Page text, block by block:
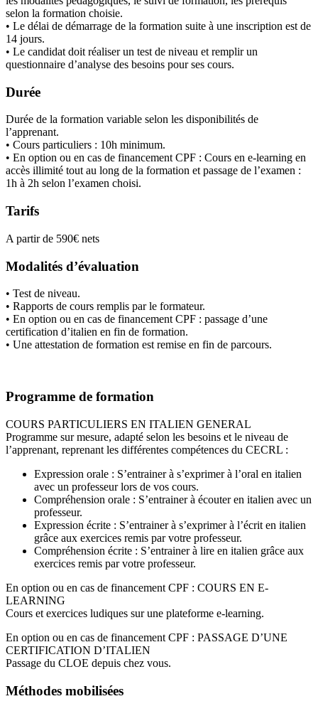
selon la formation choisie.
• Le délai de démarrage de la formation suite à une inscription est de
14 jours.
• Le candidat doit réaliser un test de niveau et remplir un
questionnaire d’analyse des besoins pour ses cours.
Durée
Durée de la formation variable selon les disponibilités de
l’apprenant.
• Cours particuliers : 10h minimum.
• En option ou en cas de financement CPF : Cours en e-learning en
accès illimité tout au long de la formation et passage de l’examen :
1h à 2h selon l’examen choisi.
Tarifs
A partir de 590€ nets
Modalités d’évaluation
• Test de niveau.
• Rapports de cours remplis par le formateur.
• En option ou en cas de financement CPF : passage d’une
certification d’italien en fin de formation.
• Une attestation de formation est remise en fin de parcours.
Programme de formation
COURS PARTICULIERS EN ITALIEN GENERAL
Programme sur mesure, adapté selon les besoins et le niveau de
l’apprenant, reprenant les différentes compétences du CECRL :
Expression orale : S’entrainer à s’exprimer à l’oral en italien
avec un professeur lors de vos cours.
Compréhension orale : S’entrainer à écouter en italien avec un
professeur.
Expression écrite : S’entrainer à s’exprimer à l’écrit en italien
grâce aux exercices remis par votre professeur.
Compréhension écrite : S’entrainer à lire en italien grâce aux
exercices remis par votre professeur.
En option ou en cas de financement CPF : COURS EN E-
LEARNING
Cours et exercices ludiques sur une plateforme e-learning.
En option ou en cas de financement CPF : PASSAGE D’UNE
CERTIFICATION D’ITALIEN
Passage du CLOE depuis chez vous.
Méthodes mobilisées